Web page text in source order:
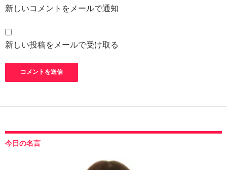
新しいコメントをメールで通知
新しい投稿をメールで受け取る
今日の名言